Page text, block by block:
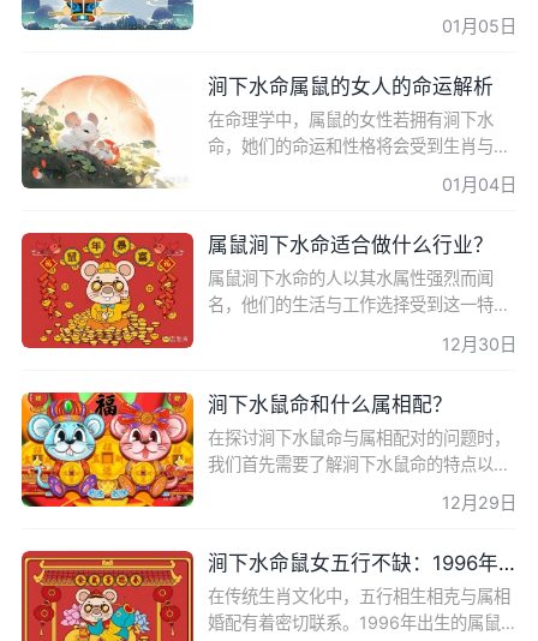
鼠人的性格特点、运势走向以及婚姻状
况。通过详细的命理分析，我们将揭示涧
01月05日
涧下水命属鼠的女人的命运解析
在命理学中，属鼠的女性若拥有涧下水
命，她们的命运和性格将会受到生肖与五
行的深刻影响。本文将深入探讨涧下水命
属鼠女人的命运特点，包括性格、事业、
01月04日
属鼠涧下水命适合做什么行业？
属鼠涧下水命的人以其水属性强烈而闻
名，他们的生活与工作选择受到这一特质
命人适合发展的行业，以及他们在职业道
12月30日
涧下水鼠命和什么属相配？
在探讨涧下水鼠命与属相配对的问题时，
我们首先需要了解涧下水鼠命的特点以及
与不同属相的相性。本文将详细解析199
6年属鼠涧下水命的特质，并探讨其与不
12月29日
涧下水命鼠女五行不缺：1996年出生属鼠女性婚配指南
在传统生肖文化中，五行相生相克与属相
婚配有着密切联系。1996年出生的属鼠